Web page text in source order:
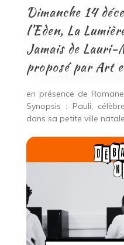
Dimanche 14
l’Eden, La
Jamais de
proposé par Art
en présence de
Synopsis : Pauli,
dans sa petite ville